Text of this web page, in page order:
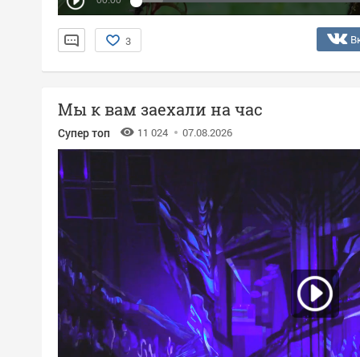
3
Мы к вам заехали на час
Супер топ 11 024 07.08.2026